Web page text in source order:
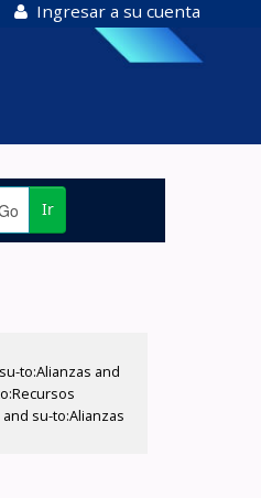
Ingresar a su cuenta
Ir
to:Alianzas and
su-to:Alianzas